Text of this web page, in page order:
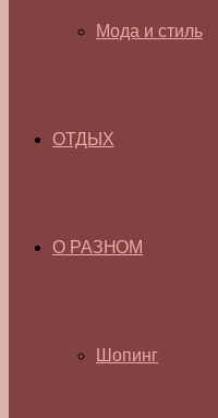
Мода и стиль
ОТДЫХ
О РАЗНОМ
Шопинг